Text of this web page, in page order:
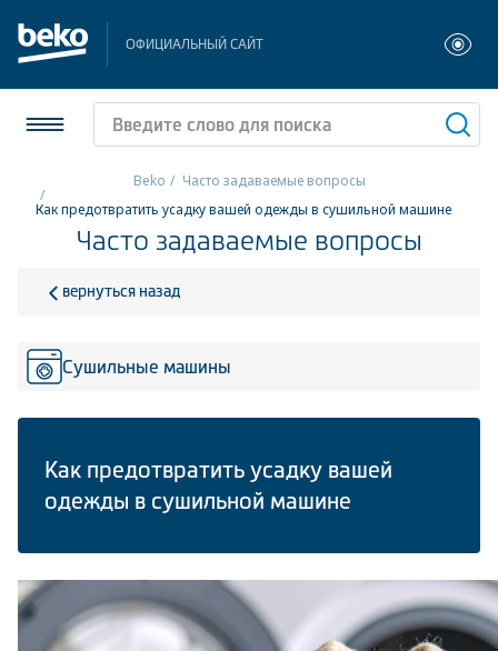
ОФИЦИАЛЬНЫЙ САЙТ
Холодильники и морозильники
Плиты
Встраиваемая техника
Малая бытовая техника
Климатическая техника
Сравнить
Beko
Часто задаваемые вопросы
Как предотвратить усадку вашей одежды в сушильной машине
Часто задаваемые вопросы
вернуться назад
Сушильные машины
Как предотвратить усадку вашей
одежды в сушильной машине